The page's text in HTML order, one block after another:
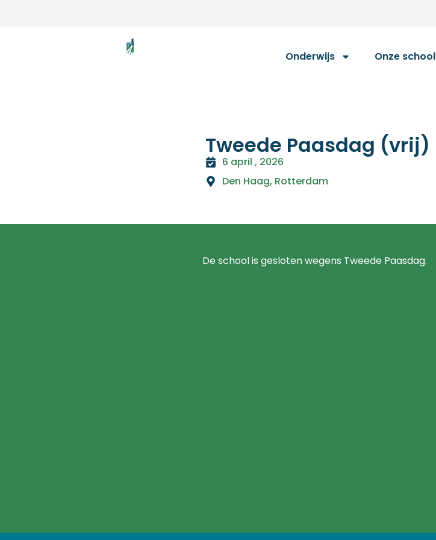
Onderwijs Onze school
Tweede Paasdag (vrij)
6 april , 2026
Den Haag, Rotterdam
De school is gesloten wegens Tweede Paasdag.